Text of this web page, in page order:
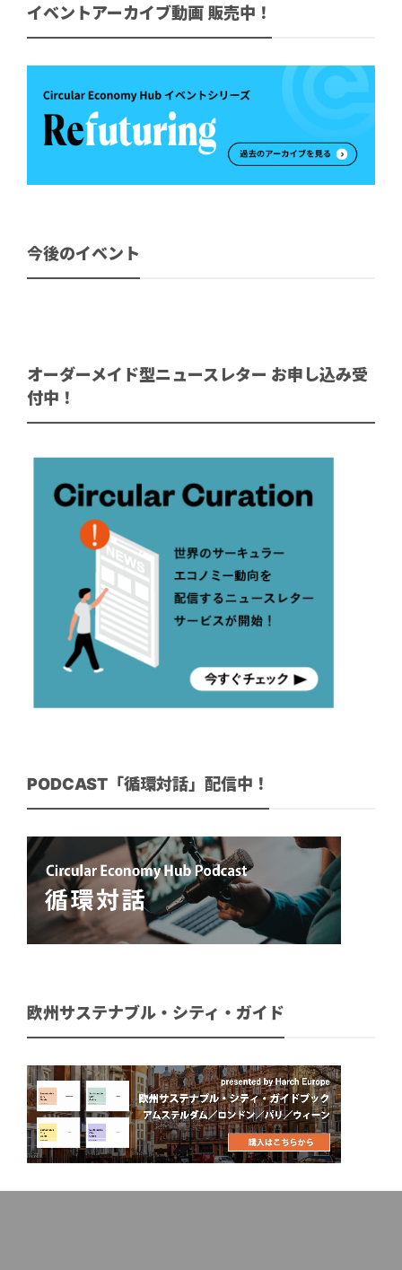
イベントアーカイブ動画 販売中！
今後のイベント
オーダーメイド型ニュースレター お申し込み受
付中！
PODCAST「循環対話」配信中！
欧州サステナブル・シティ・ガイド